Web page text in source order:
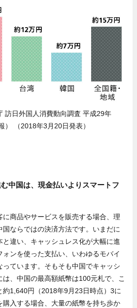
訪日外国人消費動向調査 平成29年
） （2018年3月20日発表）
中国は、現金払いよりスマートフ
に商品やサービスを販売する場合、理
ならではの決済方法です。いまだに
違い、キャッシュレス化が大幅に進
ンを使った支払い、いわゆるモバイ
っています。そもそも中国でキャッシ
は、中国の最高額紙幣は100元札で、こ
約1,640円（2018年9月23日時点）3に
購入する場合、大量の紙幣を持ち歩か